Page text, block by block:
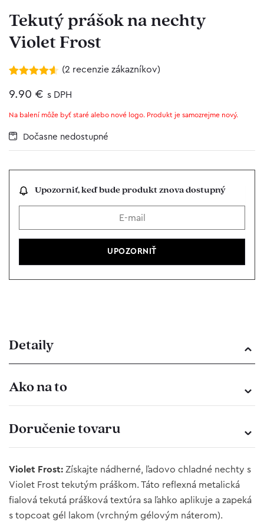
Tekutý prášok na nechty
Violet Frost
4.50z 5 na
zákazníckych
(2 recenzie zákazníkov)
9.90 € s DPH
Na balení môže byť staré alebo nové logo. Produkt je samozrejme nový.
Dočasne nedostupné
Upozorniť, keď bude produkt znova dostupný
Detaily
Ako na to
Doručenie tovaru
Violet Frost: Získajte nádherné, ľadovo chladné nechty s
Violet Frost tekutým práškom. Táto reflexná metalická
fialová tekutá prášková textúra sa ľahko aplikuje a zapeká
s topcoat gél lakom (vrchným gélovým náterom).